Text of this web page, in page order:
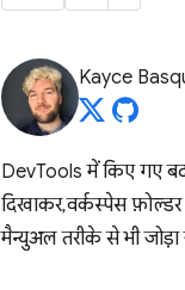
Kayce
DevTools में किए गए
दिखाकर, वर्कस्पेस
मैन्युअल तरीके से भी